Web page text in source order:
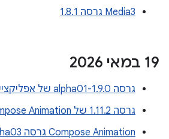
Media3 גרסה 1.8.1
‫19 במאי 2026
גרסה 1.9.0-alpha01 של אפליקציית הרכב
גרסה 1.11.2 של Compose Animation
Compose Animation גרסה ‎1.12.0-alpha03